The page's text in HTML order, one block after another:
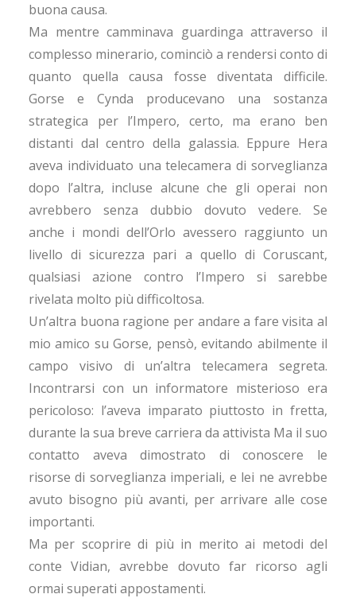
buona causa.
Ma mentre camminava guardinga attraverso il
complesso minerario, cominciò a rendersi conto di
quanto quella causa fosse diventata difficile.
Gorse e Cynda producevano una sostanza
strategica per l’Impero, certo, ma erano ben
distanti dal centro della galassia. Eppure Hera
aveva individuato una telecamera di sorveglianza
dopo l’altra, incluse alcune che gli operai non
avrebbero senza dubbio dovuto vedere. Se
anche i mondi dell’Orlo avessero raggiunto un
livello di sicurezza pari a quello di Coruscant,
qualsiasi azione contro l’Impero si sarebbe
rivelata molto più difficoltosa.
Un’altra buona ragione per andare a fare visita al
mio amico su Gorse, pensò, evitando abilmente il
campo visivo di un’altra telecamera segreta.
Incontrarsi con un informatore misterioso era
pericoloso: l’aveva imparato piuttosto in fretta,
durante la sua breve carriera da attivista Ma il suo
contatto aveva dimostrato di conoscere le
risorse di sorveglianza imperiali, e lei ne avrebbe
avuto bisogno più avanti, per arrivare alle cose
importanti.
Ma per scoprire di più in merito ai metodi del
conte Vidian, avrebbe dovuto far ricorso agli
ormai superati appostamenti.